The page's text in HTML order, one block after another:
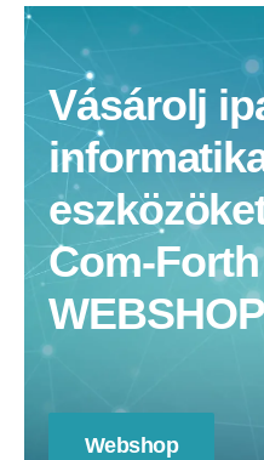
Vásárolj
Com-Forth
Webshop